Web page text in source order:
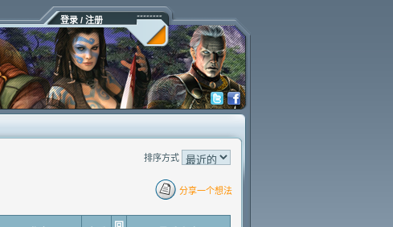
登录 / 注册
排序方式
分享一个想法